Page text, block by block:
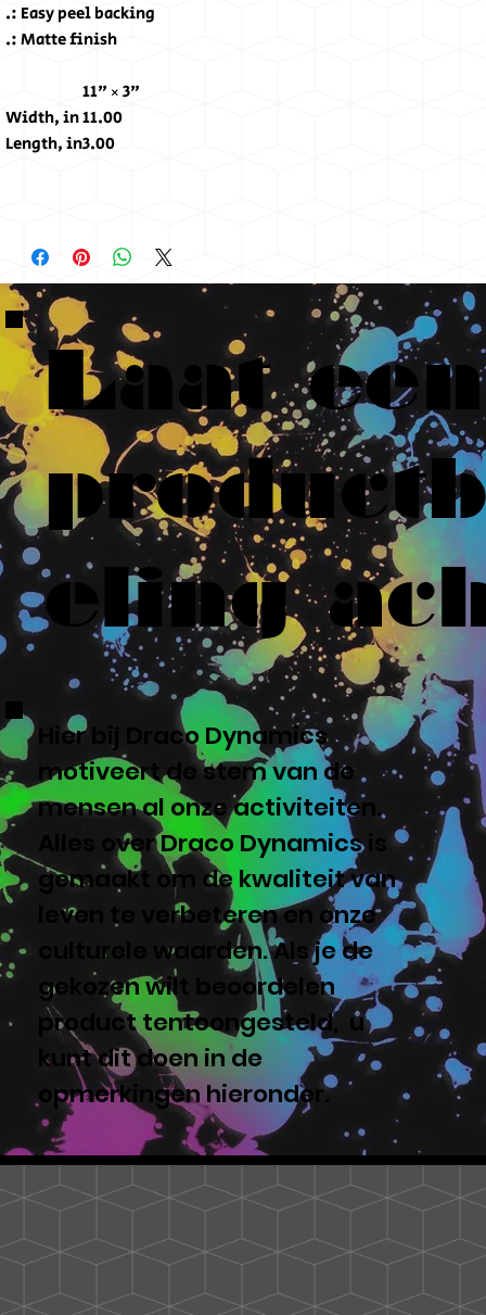
.: Easy peel backing
.: Matte finish
11" × 3"
Width, in11.00
Length, in3.00
Laat een
eling
Hier bij Draco Dynamics
motiveert de stem van de
mensen al onze activiteiten.
Alles over Draco Dynamics is
gemaakt om de kwaliteit van
leven te verbeteren en onze
culturele waarden. Als je de
gekozen wilt beoordelen
product tentoongesteld, u
kunt dit doen in de
opmerkingen hieronder.